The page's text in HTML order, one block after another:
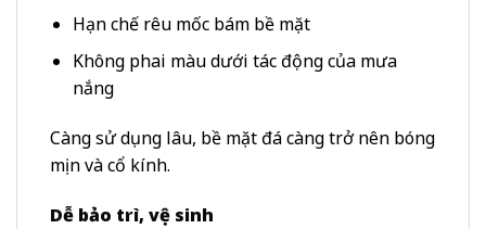
Hạn chế rêu mốc bám bề mặt
Không phai màu dưới tác động của mưa
nắng
Càng sử dụng lâu, bề mặt đá càng trở nên bóng
mịn và cổ kính.
Dễ bảo trì, vệ sinh